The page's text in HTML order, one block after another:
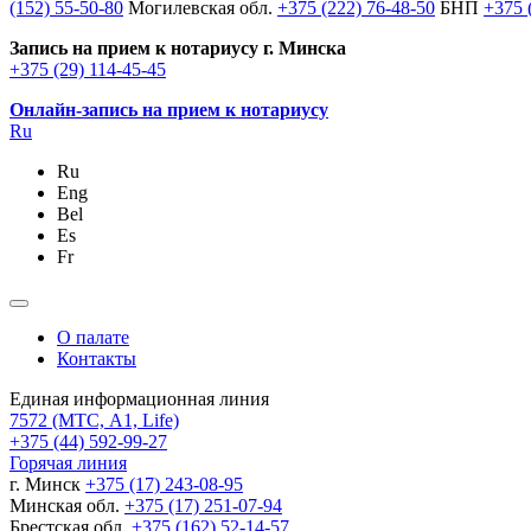
(152) 55-50-80 Могилевская обл. +375 (222) 76-48-50 БНП +375
Запись на прием к нотариусу г. Минска
+375 (29) 114-45-45
Онлайн-запись на прием к нотариусу
Ru
Ru
Eng
Bel
Es
Fr
О палате
Контакты
Единая информационная линия
7572 (МТС, A1, Life)
+375 (44) 592-99-27
Горячая линия
г. Минск +375 (17) 243-08-95
Минская обл. +375 (17) 251-07-94
Брестская обл. +375 (162) 52-14-57